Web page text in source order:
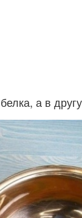
белка, а в